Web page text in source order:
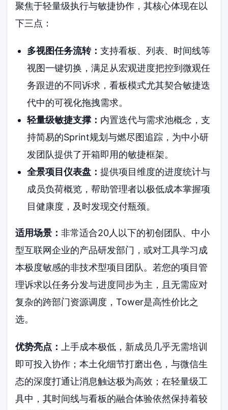
聚焦于轻量级执行与敏捷协作，其核心体现在以
下三点：
多视图任务流转： 支持看板、列表、时间线等
视图一键切换，满足从宏观进度把控到微观任
务跟进的不同诉求，看板模式尤其契合敏捷迭
代中的可视化拖拽需求。
轻量级敏捷支撑： 内置迭代与需求池概念，支
持简易的Sprint规划与燃尽图追踪，为中小研
发团队提供了开箱即用的敏捷框架。
全景项目仪表盘： 提供项目维度的进度统计与
成员负荷概览，帮助管理者以极低成本掌握项
目健康度，及时发现交付瓶颈。
适用场景：非常适合20人以下的初创团队、中小
型互联网企业的产品研发部门，或对工具学习成
本极度敏感的非技术型项目团队。若您的项目管
理诉求以任务分发与进度同步为主，且无需应对
复杂的跨部门资源调度，Tower是高性价比之
选。
优势亮点：
上手成本极低，新成员几乎无需培训
即可投入协作；本土化细节打磨出色，与微信生
态的深度打通让消息触达极为高效；在轻量级工
具中，其时间线与看板的融合体验依然保持着较